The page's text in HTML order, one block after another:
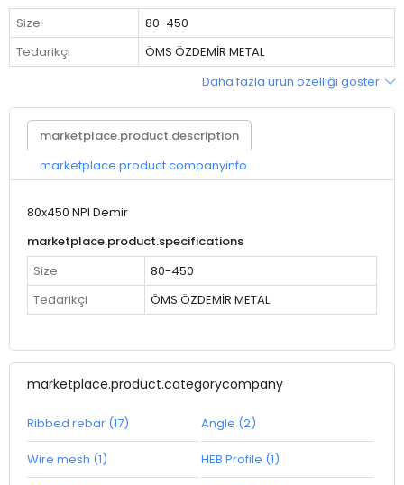
Size
80-450
Tedarikçi
ÖMS ÖZDEMİR METAL
Daha fazla ürün özelliği göster
marketplace.product.description
marketplace.product.companyinfo
80x450 NPI Demir
marketplace.product.specifications
Size
80-450
Tedarikçi
ÖMS ÖZDEMİR METAL
marketplace.product.categorycompany
Ribbed rebar (17) Angle (2)
Wire mesh (1) HEB Profile (1)